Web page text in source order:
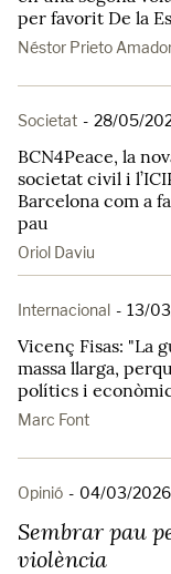
per favorit De la
Néstor Prieto
Societat - 28/05/
BCN4Peace, la
societat civil i
Barcelona com a
pau
Oriol Daviu
Internacional - 13/
Vicenç Fisas: "La
massa llarga,
polítics i
Marc Font
Opinió - 04/03/2026
Sembrar pau
violència